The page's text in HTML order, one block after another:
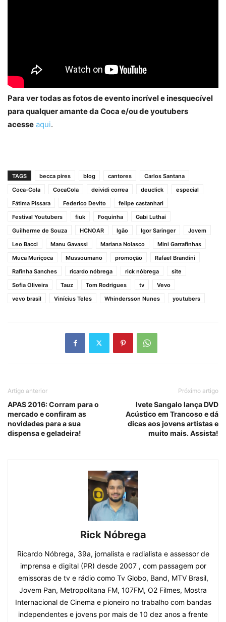
Para ver todas as fotos de evento incrível e inesquecível
para qualquer amante da Coca e/ou de youtubers
acesse aqui.
TAGS becca pires blog cantores
Carlos Santana
Coca-Cola
CocaCola deividi correa deuclick
especial
Fátima Pissara
Federico Devito
felipe castanhari
Festival Youtubers
fiuk Foquinha
Gabi Luthai
Guilherme de Souza
HCNOAR Igão Igor Saringer
Jovem
Leo Bacci
Manu Gavassi Mariana Nolasco
Mini Garrafinhas
Muca Muriçoca
Mussoumano promoção
Rafael Brandini
Rafinha Sanches
ricardo nóbrega rick nóbrega
site
Sofia Oliveira
Tauz Tom Rodrigues tv
Vevo
vevo brasil
Vinícius Teles Whindersson Nunes youtubers
Artigo anterior
APAS 2016: Corram para o
mercado e confiram as
novidades para a sua
dispensa e geladeira!
Próximo artigo
Ivete Sangalo lança DVD
Acústico em Trancoso e dá
dicas aos jovens artistas e
muito mais. Assista!
Rick Nóbrega
Ricardo Nóbrega, 39a, jornalista e radialista e assessor de
imprensa e digital (PR) desde 2007 , com passagem por
emissoras de tv e rádio como Tv Globo, Band, MTV Brasil,
Jovem Pan, Metropolitana FM, 107FM, O2 Filmes, Mostra
Internacional de Cinema e pioneiro no trabalho com bandas
independentes e jovens por mais de 10 dez anos a frente